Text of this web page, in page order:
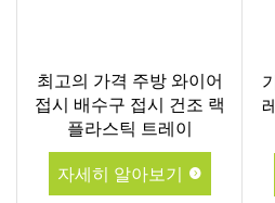
최고의 가격 주방 와이어
접시 배수구 접시 건조 랙
플라스틱 트레이
자세히 알아보기